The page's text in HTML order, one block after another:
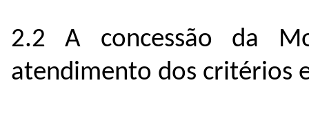
2.2 A concessão da
atendimento dos critérios